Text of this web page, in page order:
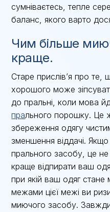
сумніваєтесь, тепле
баланс, якого варто
Чим більше
краще.
Старе прислів’я про те,
хорошого може
до пральні, коли мова
прального порошку. Це
збереження одягу
зменшення віддачі.
прального засобу, це
краще відпирати ваш
при якій ваш одяг
межами цієї межі ви
миючого засобу.